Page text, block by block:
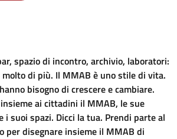
spazio di incontro, archivio, laboratori:
di più. Il MMAB è uno stile di vita.
bisogno di crescere e cambiare.
ai cittadini il MMAB, le sue
suoi spazi. Dicci la tua. Prendi parte al
per disegnare insieme il MMAB di